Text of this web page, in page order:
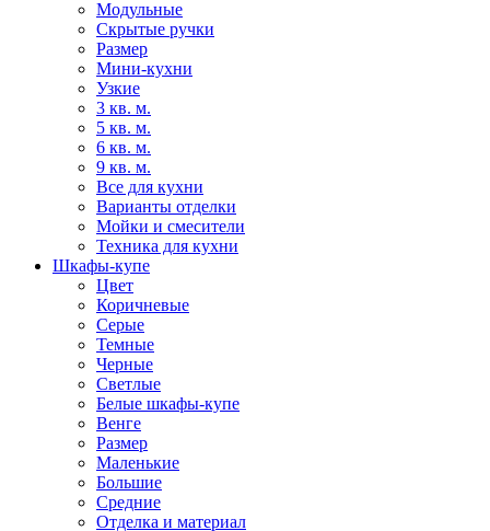
Модульные
Скрытые ручки
Размер
Мини-кухни
Узкие
3 кв. м.
5 кв. м.
6 кв. м.
9 кв. м.
Все для кухни
Варианты отделки
Мойки и смесители
Техника для кухни
Шкафы-купе
Цвет
Коричневые
Серые
Темные
Черные
Светлые
Белые шкафы-купе
Венге
Размер
Маленькие
Большие
Средние
Отделка и материал